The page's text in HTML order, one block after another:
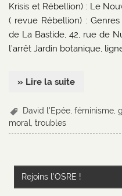
Krisis et Rébellion) : Le
( revue Rébellion) :
de La Bastide, 42, rue de
l’arrêt Jardin botanique,
» Lire la suite
David l'Epée ,féminisme ,
moral,troubles
Rejoins l’OSRE !